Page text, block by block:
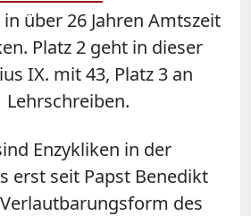
über 26 Jahren Amtszeit
Platz 2 geht in dieser
IX. mit 43, Platz 3 an
Lehrschreiben.
Enzykliken in der
erst seit Papst Benedikt
des